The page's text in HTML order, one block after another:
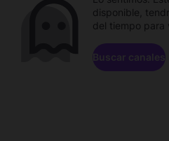
disponible,
del tiempo para
Buscar canales